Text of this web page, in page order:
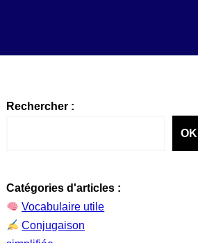
Rechercher :
OK
Catégories d'articles :
Vocabulaire utile
Conjugaison